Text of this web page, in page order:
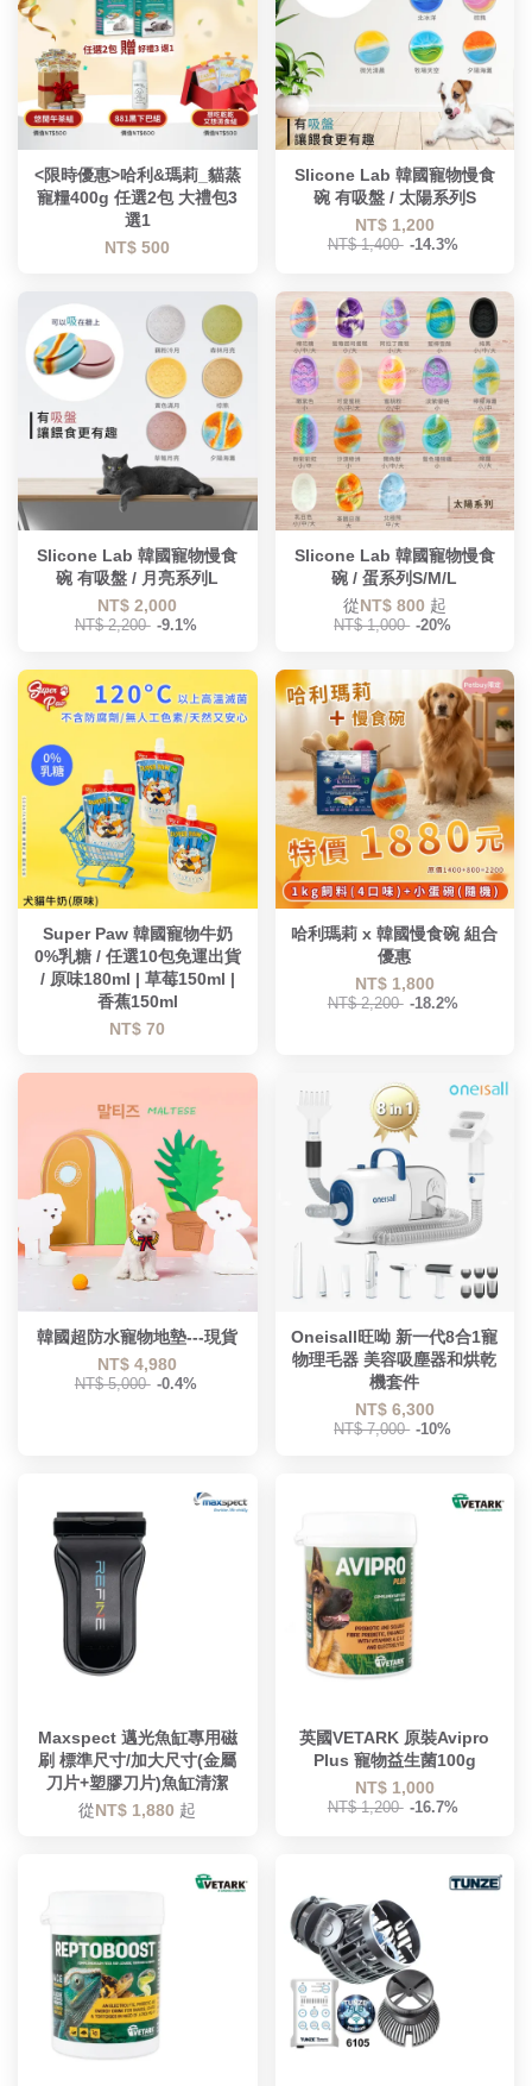
<限時優惠>哈利&瑪莉_貓蒸
寵糧400g 任選2包 大禮包3
選1
NT$ 500
Slicone Lab 韓國寵物慢食
碗 有吸盤 / 太陽系列S
NT$ 1,200
NT$ 1,400 -14.3%
Slicone Lab 韓國寵物慢食
碗 有吸盤 / 月亮系列L
NT$ 2,000
NT$ 2,200 -9.1%
Slicone Lab 韓國寵物慢食
碗 / 蛋系列S/M/L
從NT$ 800 起
NT$ 1,000 -20%
Super Paw 韓國寵物牛奶
0%乳糖 / 任選10包免運出貨
/ 原味180ml | 草莓150ml |
香蕉150ml
NT$ 70
哈利瑪莉 x 韓國慢食碗 組合
優惠
NT$ 1,800
NT$ 2,200 -18.2%
韓國超防水寵物地墊---現貨
NT$ 4,980
NT$ 5,000 -0.4%
Oneisall旺呦 新一代8合1寵
物理毛器 美容吸塵器和烘乾
機套件
NT$ 6,300
NT$ 7,000 -10%
Maxspect 邁光魚缸專用磁
刷 標準尺寸/加大尺寸(金屬
刀片+塑膠刀片)魚缸清潔
從NT$ 1,880 起
英國VETARK 原裝Avipro
Plus 寵物益生菌100g
NT$ 1,000
NT$ 1,200 -16.7%